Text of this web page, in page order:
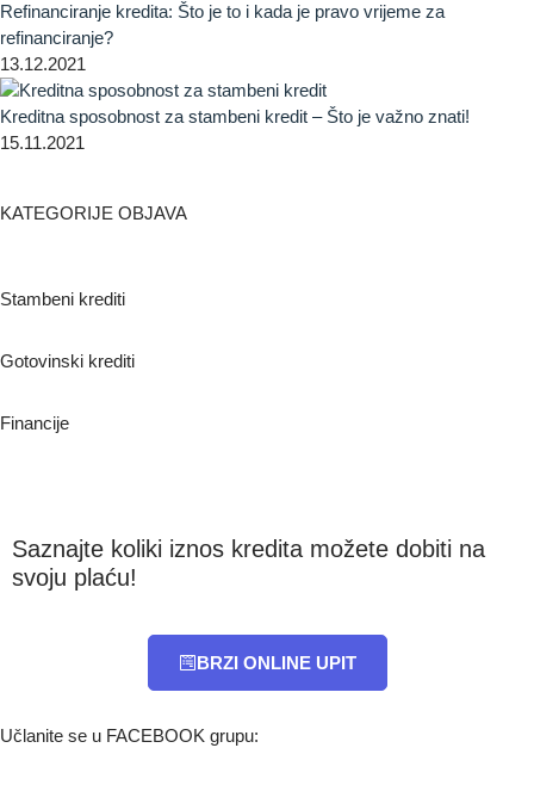
Refinanciranje kredita: Što je to i kada je pravo vrijeme za
refinanciranje?
13.12.2021
Kreditna sposobnost za stambeni kredit – Što je važno znati!
15.11.2021
KATEGORIJE OBJAVA
Stambeni krediti
Gotovinski krediti
Financije
Saznajte koliki iznos kredita možete dobiti na
svoju plaću!
BRZI ONLINE UPIT
Učlanite se u FACEBOOK grupu: